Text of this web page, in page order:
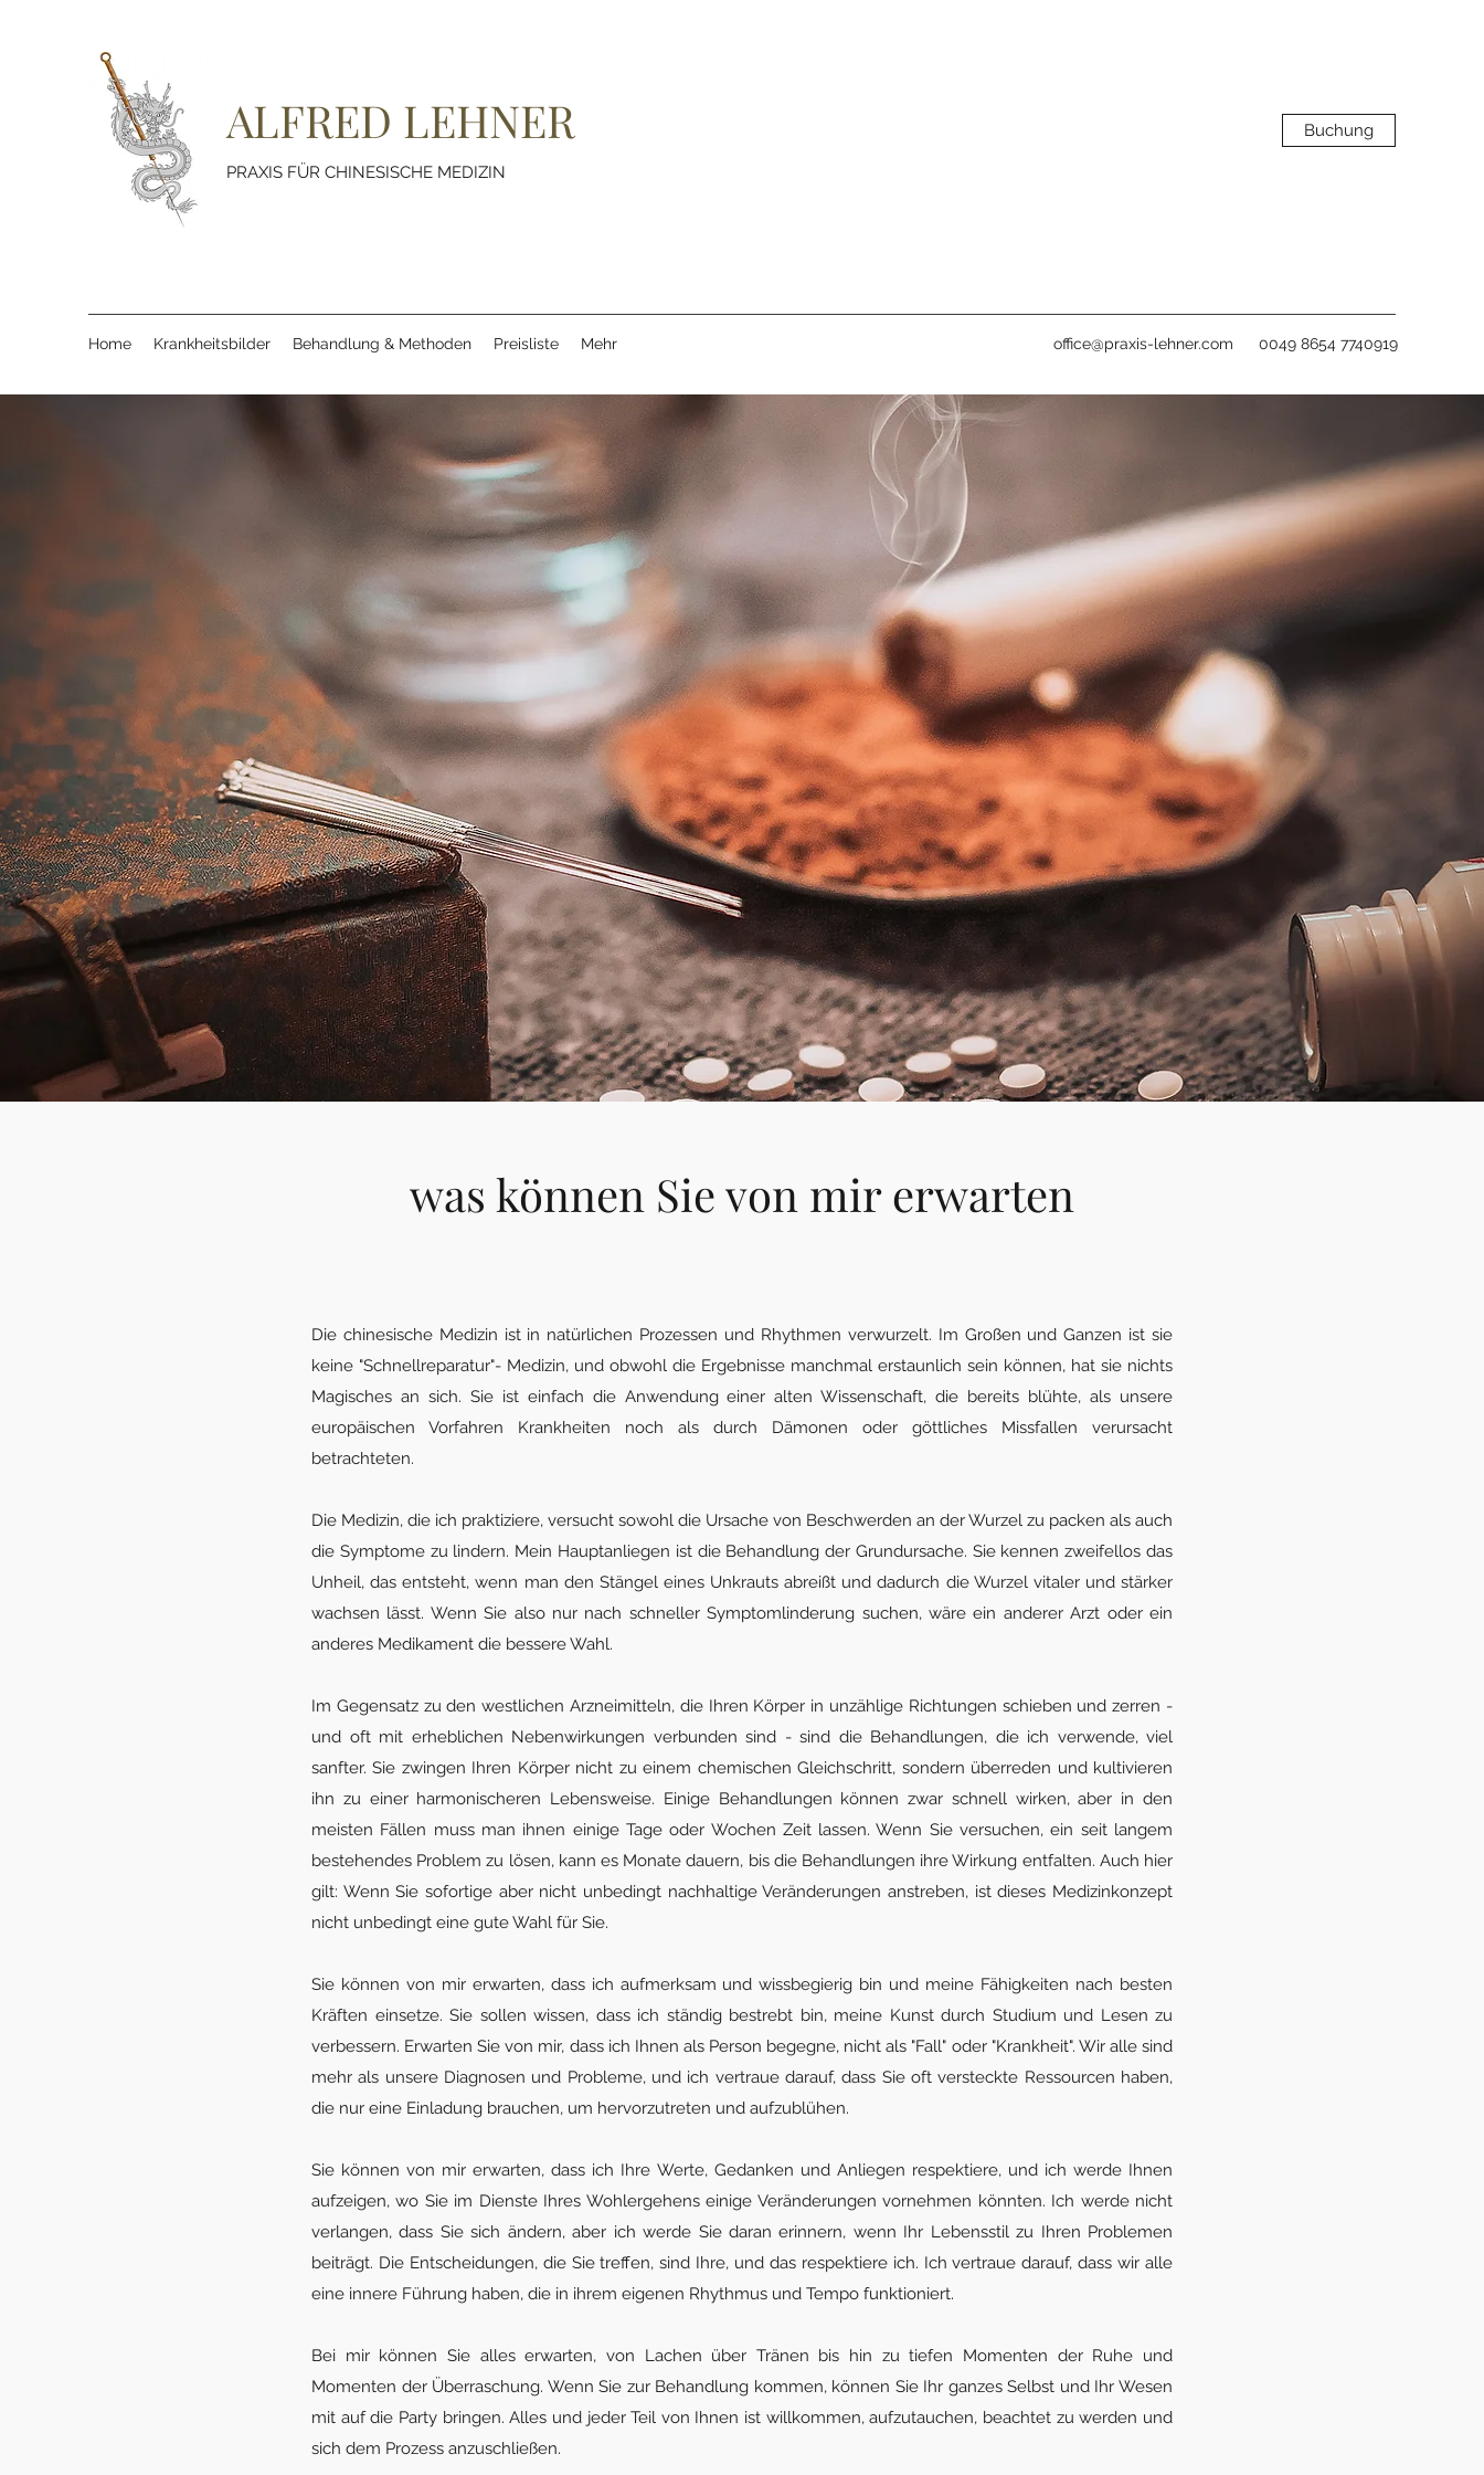
ALFRED LEHNER
PRAXIS FÜR CHINESISCHE MEDIZIN
Buchung
Home Krankheitsbilder Behandlung & Methoden Preisliste Mehr office@praxis-lehner.com 0049 8654 7740919
was können Sie von mir erwarten
Die chinesische Medizin ist in natürlichen Prozessen und Rhythmen verwurzelt. Im Großen und Ganzen ist sie
keine "Schnellreparatur"- Medizin, und obwohl die Ergebnisse manchmal erstaunlich sein können, hat sie nichts
Magisches an sich. Sie ist einfach die Anwendung einer alten Wissenschaft, die bereits blühte, als unsere
europäischen Vorfahren Krankheiten noch als durch Dämonen oder göttliches Missfallen verursacht
betrachteten.
Die Medizin, die ich praktiziere, versucht sowohl die Ursache von Beschwerden an der Wurzel zu packen als auch
die Symptome zu lindern. Mein Hauptanliegen ist die Behandlung der Grundursache. Sie kennen zweifellos das
Unheil, das entsteht, wenn man den Stängel eines Unkrauts abreißt und dadurch die Wurzel vitaler und stärker
wachsen lässt. Wenn Sie also nur nach schneller Symptomlinderung suchen, wäre ein anderer Arzt oder ein
anderes Medikament die bessere Wahl.
Im Gegensatz zu den westlichen Arzneimitteln, die Ihren Körper in unzählige Richtungen schieben und zerren -
und oft mit erheblichen Nebenwirkungen verbunden sind - sind die Behandlungen, die ich verwende, viel
sanfter. Sie zwingen Ihren Körper nicht zu einem chemischen Gleichschritt, sondern überreden und kultivieren
ihn zu einer harmonischeren Lebensweise. Einige Behandlungen können zwar schnell wirken, aber in den
meisten Fällen muss man ihnen einige Tage oder Wochen Zeit lassen. Wenn Sie versuchen, ein seit langem
bestehendes Problem zu lösen, kann es Monate dauern, bis die Behandlungen ihre Wirkung entfalten. Auch hier
gilt: Wenn Sie sofortige aber nicht unbedingt nachhaltige Veränderungen anstreben, ist dieses Medizinkonzept
nicht unbedingt eine gute Wahl für Sie.
Sie können von mir erwarten, dass ich aufmerksam und wissbegierig bin und meine Fähigkeiten nach besten
Kräften einsetze. Sie sollen wissen, dass ich ständig bestrebt bin, meine Kunst durch Studium und Lesen zu
verbessern. Erwarten Sie von mir, dass ich Ihnen als Person begegne, nicht als "Fall" oder "Krankheit". Wir alle sind
mehr als unsere Diagnosen und Probleme, und ich vertraue darauf, dass Sie oft versteckte Ressourcen haben,
die nur eine Einladung brauchen, um hervorzutreten und aufzublühen.
Sie können von mir erwarten, dass ich Ihre Werte, Gedanken und Anliegen respektiere, und ich werde Ihnen
aufzeigen, wo Sie im Dienste Ihres Wohlergehens einige Veränderungen vornehmen könnten. Ich werde nicht
verlangen, dass Sie sich ändern, aber ich werde Sie daran erinnern, wenn Ihr Lebensstil zu Ihren Problemen
beiträgt. Die Entscheidungen, die Sie treffen, sind Ihre, und das respektiere ich. Ich vertraue darauf, dass wir alle
eine innere Führung haben, die in ihrem eigenen Rhythmus und Tempo funktioniert.
Bei mir können Sie alles erwarten, von Lachen über Tränen bis hin zu tiefen Momenten der Ruhe und
Momenten der Überraschung. Wenn Sie zur Behandlung kommen, können Sie Ihr ganzes Selbst und Ihr Wesen
mit auf die Party bringen. Alles und jeder Teil von Ihnen ist willkommen, aufzutauchen, beachtet zu werden und
sich dem Prozess anzuschließen.